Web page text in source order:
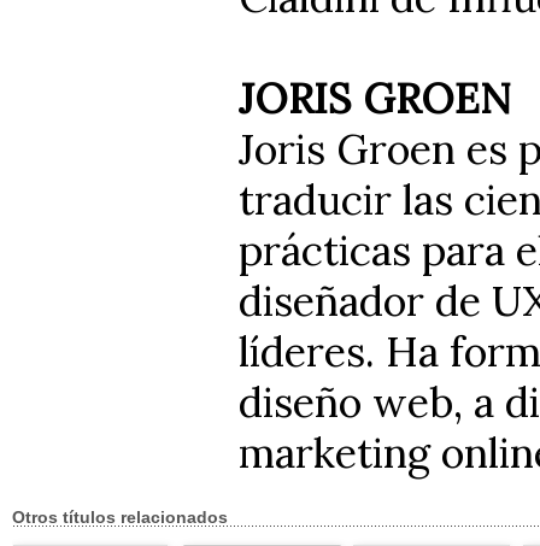
JORIS GROEN
Joris Groen es
traducir las
prácticas para
diseñador de
líderes. Ha
diseño web, a
marketing
Otros títulos relacionados